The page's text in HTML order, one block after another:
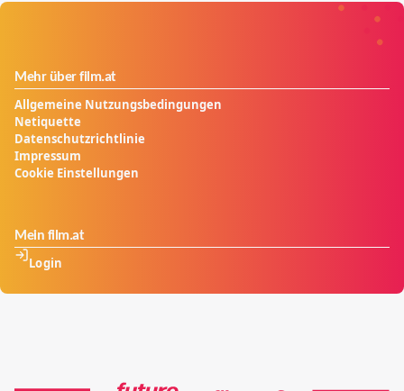
Argentinien absetzt.
Mehr über film.at
Allgemeine Nutzungsbedingungen
Netiquette
Datenschutzrichtlinie
Impressum
Cookie Einstellungen
Mein film.at
Login